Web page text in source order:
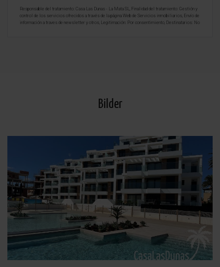
Responsable del tratamiento: Casa Las Dunas - La Mata SL, Finalidad del tratamiento: Gestión y
control de los servicios ofrecidos a través de la página Web de Servicios inmobiliarios, Envío de
información a traves de newsletter y otros, Legitimación: Por consentimiento, Destinatarios: No
Bilder